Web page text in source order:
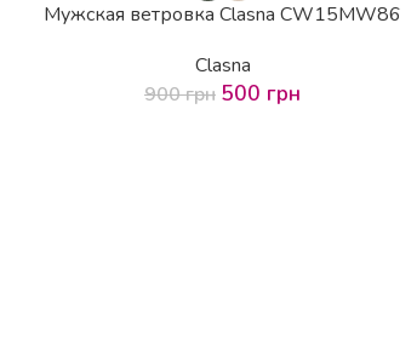
Мужская ветровка Clasna CW15MW86
Clasna
900грн 500 грн